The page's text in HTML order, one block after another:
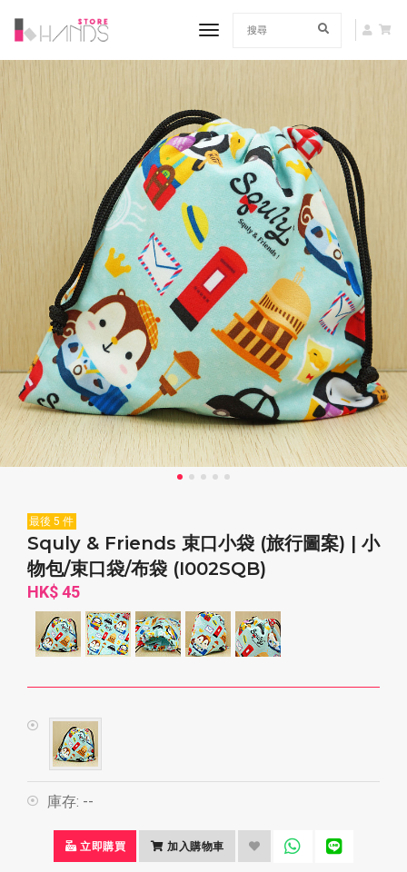
toggle navigation
最後 5 件
Squly & Friends 束口小袋 (旅行圖案) | 小
物包/束口袋/布袋 (I002SQB)
HK$ 45
庫存: --
立即購買 加入購物車